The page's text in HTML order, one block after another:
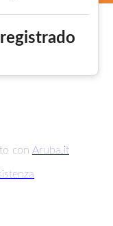
con Aruba.it